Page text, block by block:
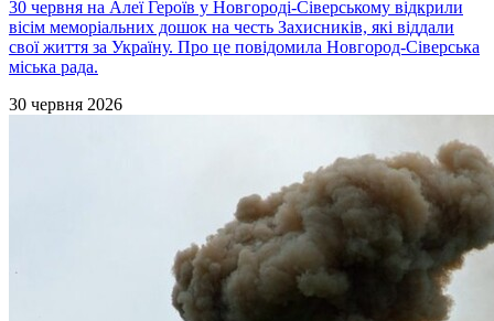
30 червня на Алеї Героїв у Новгороді-Сіверському відкрили
вісім меморіальних дошок на честь Захисників, які віддали
свої життя за Україну. Про це повідомила Новгород-Сіверська
міська рада.
30 червня 2026